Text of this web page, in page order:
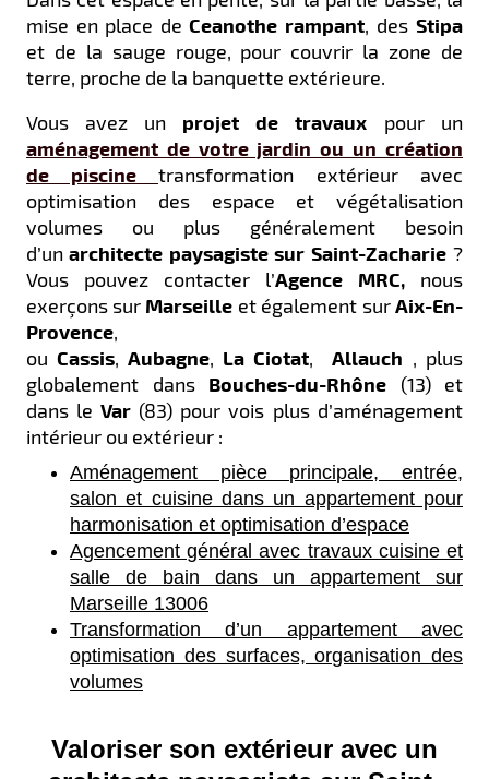
mise en place de Ceanothe rampant, des Stipa
et de la sauge rouge, pour couvrir la zone de
terre, proche de la banquette extérieure.
Vous avez un projet de travaux pour un
aménagement de votre jardin ou un création
de piscine transformation extérieur avec
optimisation des espace et végétalisation
volumes ou plus généralement besoin
d’un architecte paysagiste sur Saint-Zacharie ?
Vous pouvez contacter l’Agence MRC, nous
exerçons sur Marseille et également surAix-En-
Provence,
ou Cassis, Aubagne, La Ciotat, Allauch , plus
globalement dans Bouches-du-Rhône (13) et
dans le Var (83) pour vois plus d’aménagement
intérieur ou extérieur :
Aménagement pièce principale, entrée,
salon et cuisine dans un appartement pour
harmonisation et optimisation d’espace
Agencement général avec travaux cuisine et
salle de bain dans un appartement sur
Marseille 13006
Transformation d’un appartement avec
optimisation des surfaces, organisation des
volumes
Valoriser son extérieur avec un